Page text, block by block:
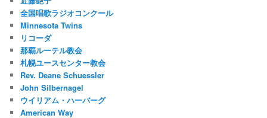
全国唱歌ラジオコンクール
Minnesota Twins
リコーダ
那覇ルーテル教会
札幌ユースセンター教会
Rev. Deane Schuessler
John Silbernagel
ウイリアム・ハーバーグ
American Way